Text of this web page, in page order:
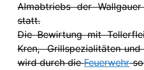
Almabtriebs der Wallgauer
statt.
Die Bewirtung mit
Kren, Grillspezialitäten
wird durch dieFeuerwehr